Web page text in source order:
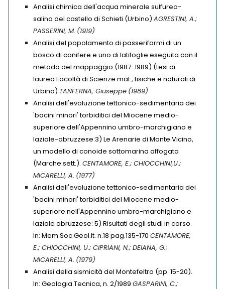
Analisi chimica dell'acqua minerale sulfureo-
salina del castello di Schieti (Urbino) AGRESTINI, A.;
PASSERINI, M. (1919)
Analisi del popolamento di passeriformi di un
bosco di conifere e uno di latifoglie eseguita con il
metodo del mappaggio (1987-1989) (tesi di
laurea Facoltà di Scienze mat., fisiche e naturali di
Urbino) TANFERNA, Giuseppe (1989)
Analisi dell'evoluzione tettonico-sedimentaria dei
'bacini minori' torbiditici del Miocene medio-
superiore dell'Appennino umbro-marchigiano e
laziale-abruzzese:3) Le Arenarie di Monte Vicino,
un modello di conoide sottomarina affogata
(Marche sett.). CENTAMORE, E.; CHIOCCHINI,U.;
MICARELLI, A. (1977)
Analisi dell'evoluzione tettonico-sedimentaria dei
'bacini minori' torbiditici del Miocene medio-
superiore nell'Appennino umbro-marchigiano e
laziale abruzzese: 5) Risultati degli studi in corso.
In: Mem.Soc.Geol.It. n.18 pag.135-170 CENTAMORE,
E.; CHIOCCHINI, U.; CIPRIANI, N.; DEIANA, G.;
MICARELLI, A. (1979)
Analisi della sismicità del Montefeltro (pp. 15-20).
In: Geologia Tecnica, n. 2/1989 GASPARINI, C.;